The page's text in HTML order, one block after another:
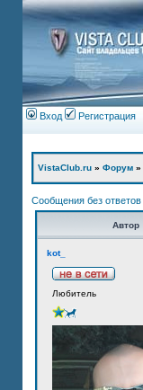
Вход Регистрация
VistaClub.ru » Форум »
Сообщения без ответов
Автор
kot_
Любитель